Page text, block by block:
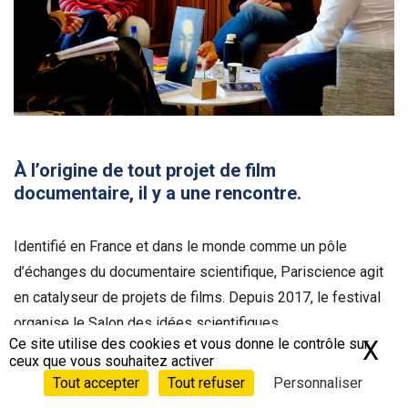
À l’origine de tout projet de film
documentaire, il y a une rencontre.
Identifié en France et dans le monde comme un pôle
d’échanges du documentaire scientifique, Pariscience agit
en catalyseur de projets de films. Depuis 2017, le festival
organise le Salon des idées scientifiques.
Cet événementmet en contact des scientifiques
Ce site utilise des cookies et vous donne le contrôle sur
ceux que vous souhaitez activer
Tout accepter
Tout refuser Personnaliser
X